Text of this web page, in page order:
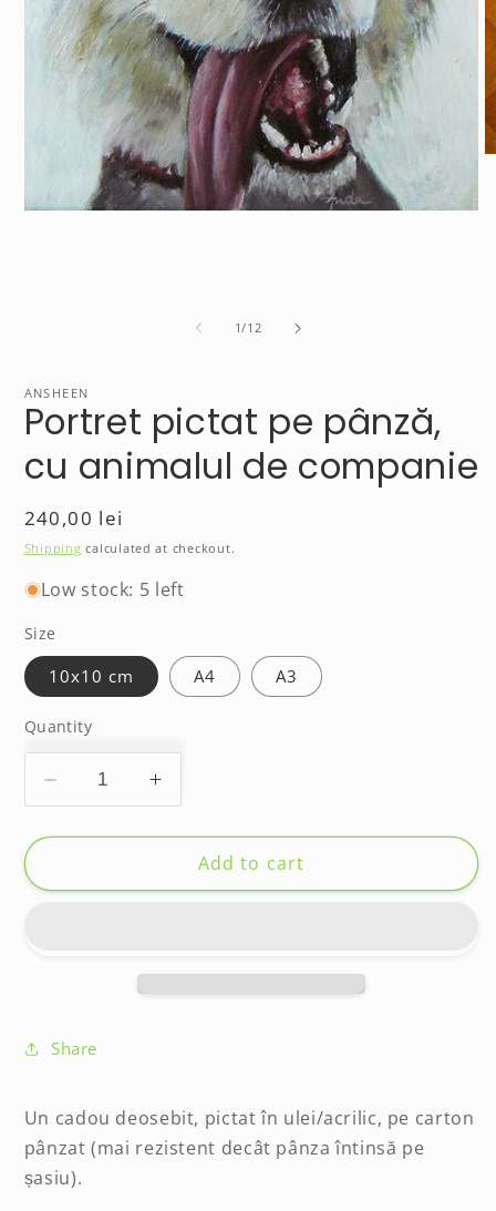
1/of
12
ANSHEEN
Portret pictat pe pânză,
cu animalul de companie
Regular
price
240,00 lei
Shipping calculated at checkout.
Low stock: 5 left
Size
10x10 cm A4 A3
Quantity
Decrease
quantity
for
pictat
Increase
quantity
for
Portret
pictat
Add to cart
Share
Un cadou deosebit, pictat în ulei/acrilic, pe carton
pânzat (mai rezistent decât pânza întinsă pe
șasiu).